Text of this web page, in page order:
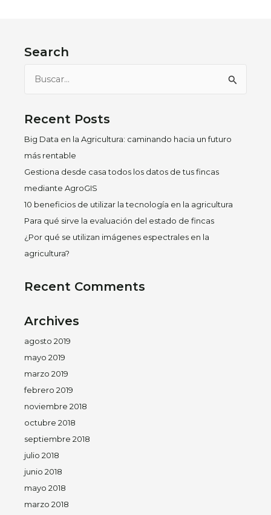
Search
Buscar
Recent Posts
Big Data en la Agricultura: caminando hacia un futuro
más rentable
Gestiona desde casa todos los datos de tus fincas
mediante AgroGIS
10 beneficios de utilizar la tecnología en la agricultura
Para qué sirve la evaluación del estado de fincas
¿Por qué se utilizan imágenes espectrales en la
agricultura?
Recent Comments
Archives
agosto 2019
mayo 2019
marzo 2019
febrero 2019
noviembre 2018
octubre 2018
septiembre 2018
julio 2018
junio 2018
mayo 2018
marzo 2018